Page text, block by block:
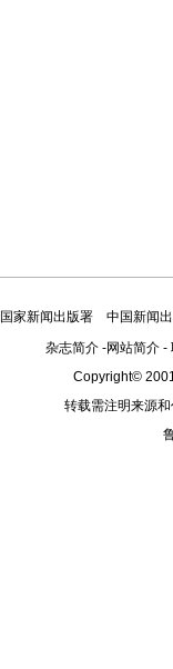
国家新闻出版署
中国新闻
杂志简介-网站简介-
Copyright©
转载需注明来源